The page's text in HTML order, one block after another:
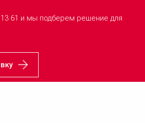
13 61 и мы подберем решение для